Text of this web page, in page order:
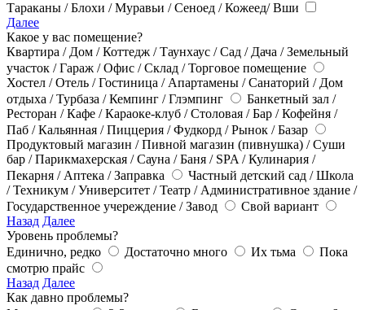
Тараканы / Блохи / Муравьи / Сеноед / Кожеед/ Вши
Далее
Какое у вас помещение?
Квартира / Дом / Коттедж / Таунхаус / Сад / Дача / Земельный
участок / Гараж / Офис / Склад / Торговое помещение
Хостел / Отель / Гостиница / Апартамены / Санаторий / Дом
отдыха / Турбаза / Кемпинг / Глэмпинг
Банкетный зал /
Ресторан / Кафе / Караоке-клуб / Столовая / Бар / Кофейня /
Паб / Кальянная / Пиццерия / Фудкорд / Рынок / Базар
Продуктовый магазин / Пивной магазин (пивнушка) / Суши
бар / Парикмахерская / Сауна / Баня / SPA / Кулинария /
Пекарня / Аптека / Заправка
Частный детский сад / Школа
/ Техникум / Университет / Театр / Административное здание /
Государственное учереждение / Завод
Свой вариант
Назад Далее
Уровень проблемы?
Единично, редко
Достаточно много Их тьма
Пока
смотрю прайс
Назад Далее
Как давно проблемы?